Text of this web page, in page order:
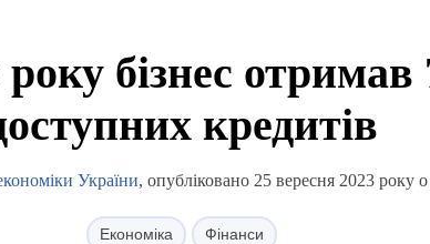
бізнес
кредитів
України, опубліковано 25 вересня 2023 року
Економіка Фінанси